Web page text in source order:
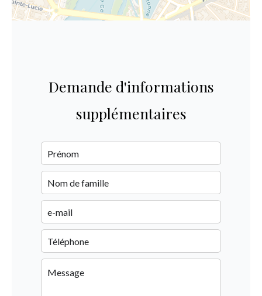
Demande d'informations
supplémentaires